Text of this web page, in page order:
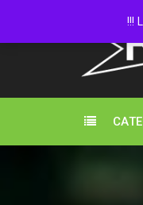
!!!